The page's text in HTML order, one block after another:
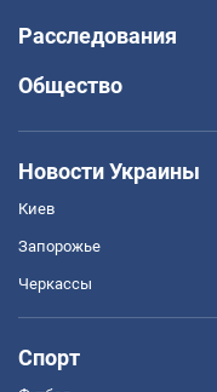
Расследования
Общество
Новости Украины
Киев
Запорожье
Черкассы
Спорт